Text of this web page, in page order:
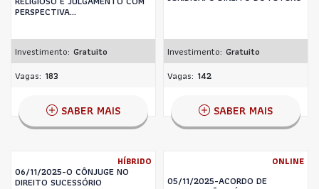
PERSPECTIVA...
Investimento: Gratuito
Vagas: 183
SABER MAIS
Investimento: Gratuito
Vagas: 142
SABER MAIS
HÍBRIDO
06/11/2025-O CÔNJUGE NO
DIREITO SUCESSÓRIO
ONLINE
05/11/2025-ACORDO DE